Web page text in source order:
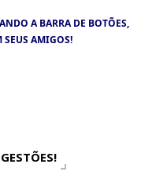
A BARRA DE BOTÕES,
SEUS AMIGOS!